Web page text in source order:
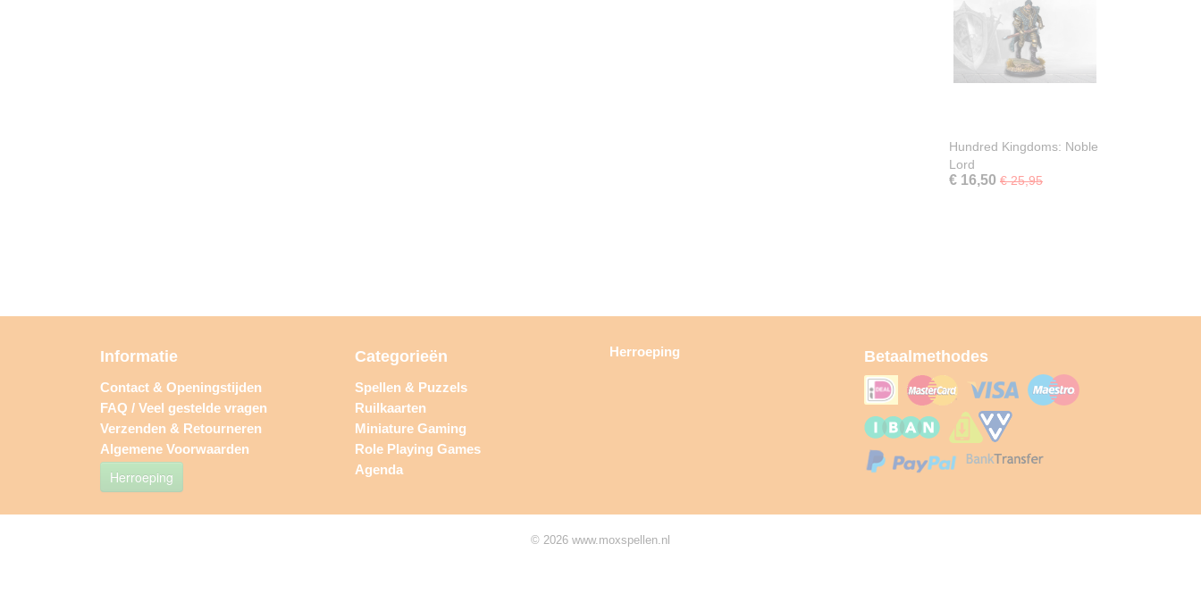
Hundred Kingdoms: Noble
Lord
€ 16,50 € 25,95
Informatie
Contact & Openingstijden
FAQ / Veel gestelde vragen
Verzenden & Retourneren
Algemene Voorwaarden
Herroeping
Categorieën
Spellen & Puzzels
Ruilkaarten
Miniature Gaming
Role Playing Games
Agenda
Herroeping Betaalmethodes
© 2026 www.moxspellen.nl